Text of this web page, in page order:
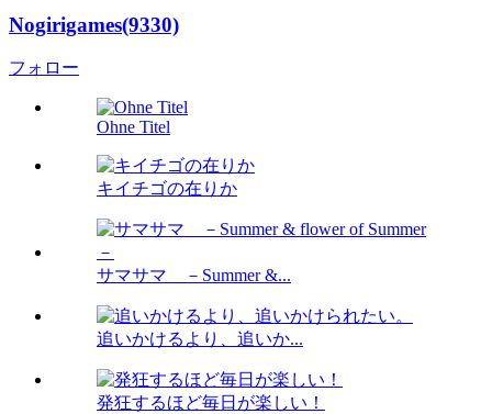
Nogirigames(9330)
フォロー
Ohne Titel
キイチゴの在りか
サマサマ －Summer &...
追いかけるより、追いか...
発狂するほど毎日が楽しい！